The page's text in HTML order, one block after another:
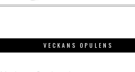
VECKANS OPULENS